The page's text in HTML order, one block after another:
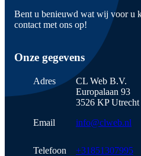
Bent u benieuwd wat wij voor u
contact met ons op!
Onze gegevens
Adres
CL Web B.V.
Europalaan 93
3526 KP Utrecht
Email
info@clweb.nl
Telefoon +31851307995